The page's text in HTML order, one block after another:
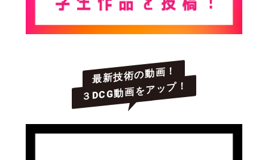
最新技術の動画！
３DCG動画をアップ！